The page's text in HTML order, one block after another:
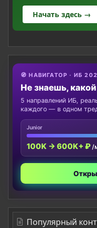
Начать здесь →
🧭 НАВИГАТОР · ИБ
Не знаешь,
5 направлений ИБ,
каждого — в одном
Junior
100K → 600K+ ₽ /
Популярный